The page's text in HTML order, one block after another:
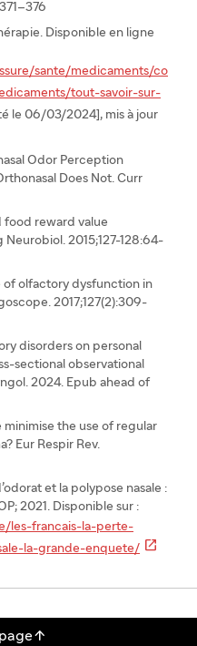
Disponible en ligne
sante/medicaments/co
tout-savoir-sur-
le 06/03/2024], mis à jour
Odor Perception
Does Not. Curr
food reward value
2015;127-128:64-
of olfactory dysfunction in
2017;127(2):309-
disorders on personal
sectional observational
2024. Epub ahead of
minimise the use of regular
Eur Respir Rev.
et la polypose nasale :
2021. Disponible sur :
les-francais-la-perte-
la-grande-enquete/ 
